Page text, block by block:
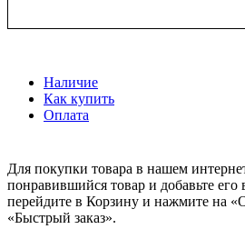
Наличие
Как купить
Оплата
Для покупки товара в нашем
понравившийся товар и добавьте его
перейдите в Корзину и нажмите на
«Быстрый заказ».